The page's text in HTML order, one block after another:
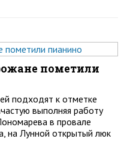
пометили
подходят к отметке
выполняя работу
в провале
на Лунной открытый люк